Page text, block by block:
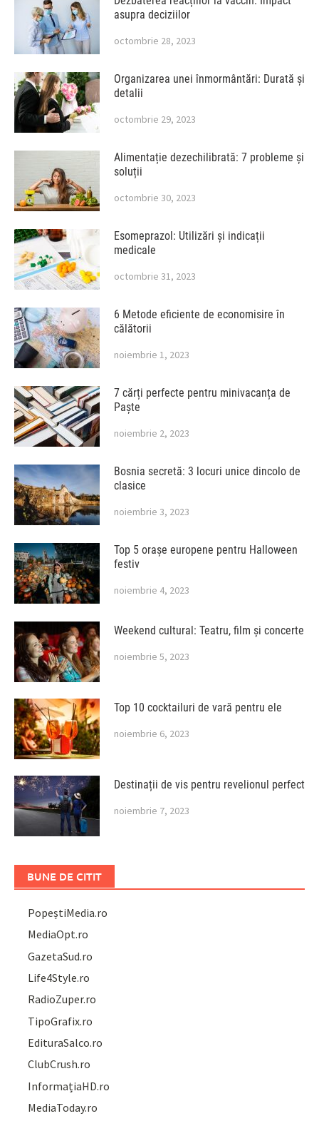
asupra deciziilor
octombrie 28, 2023
Organizarea unei înmormântări: Durată și
detalii
octombrie 29, 2023
Alimentație dezechilibrată: 7 probleme și
soluții
octombrie 30, 2023
Esomeprazol: Utilizări și indicații
medicale
octombrie 31, 2023
6 Metode eficiente de economisire în
călătorii
noiembrie 1, 2023
7 cărți perfecte pentru minivacanța de
Paște
noiembrie 2, 2023
Bosnia secretă: 3 locuri unice dincolo de
clasice
noiembrie 3, 2023
Top 5 orașe europene pentru Halloween
festiv
noiembrie 4, 2023
Weekend cultural: Teatru, film și concerte
noiembrie 5, 2023
Top 10 cocktailuri de vară pentru ele
noiembrie 6, 2023
Destinații de vis pentru revelionul perfect
noiembrie 7, 2023
BUNE DE CITIT
PopeștiMedia.ro
MediaOpt.ro
GazetaSud.ro
Life4Style.ro
RadioZuper.ro
TipoGrafix.ro
EdituraSalco.ro
ClubCrush.ro
InformațiaHD.ro
MediaToday.ro